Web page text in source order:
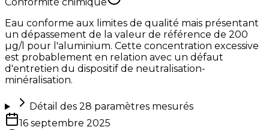
Eau conforme aux limites de qualité mais présentant
un dépassement de la valeur de référence de 200
µg/l pour l'aluminium. Cette concentration excessive
est probablement en relation avec un défaut
d'entretien du dispositif de neutralisation-
minéralisation.
Détail des 28 paramètres mesurés
16 septembre 2025